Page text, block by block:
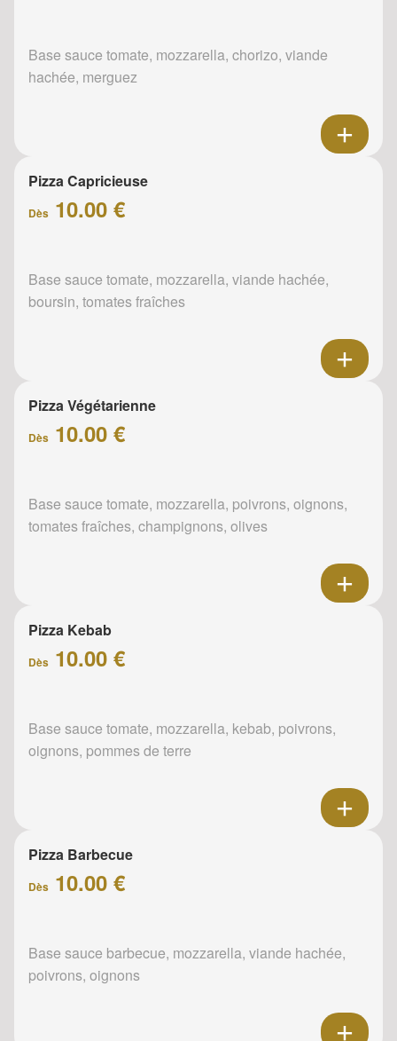
Base sauce tomate, mozzarella, chorizo, viande
hachée, merguez
Pizza Capricieuse
Dès 10.00 €
Base sauce tomate, mozzarella, viande hachée,
boursin, tomates fraîches
Pizza Végétarienne
Dès 10.00 €
Base sauce tomate, mozzarella, poivrons, oignons,
tomates fraîches, champignons, olives
Pizza Kebab
Dès 10.00 €
Base sauce tomate, mozzarella, kebab, poivrons,
oignons, pommes de terre
Pizza Barbecue
Dès 10.00 €
Base sauce barbecue, mozzarella, viande hachée,
poivrons, oignons